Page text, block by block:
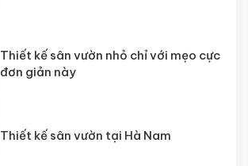
Thiết kế sân vườn nhỏ chỉ với mẹo cực
đơn giản này
Thiết kế sân vườn tại Hà Nam